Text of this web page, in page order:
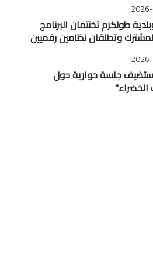
طولكرم تختتمان البرنامج
وتطلقان نظامين رقميين
جلسة حوارية حول
الخضراء"